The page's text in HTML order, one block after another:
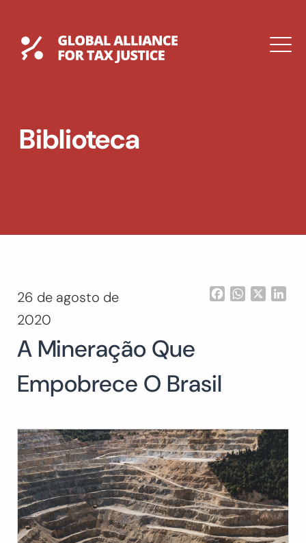
contenidoGlobal Tax Justice
DROPDOWN
Buscar:
Biblioteca
26 de agosto de
2020
FacebookWhatsApp
A Mineração Que
Empobrece O Brasil